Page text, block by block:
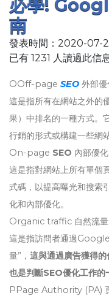
必學!
南
發表時間：2020-07-
已有 1231 人讀過此信
OOff-page SEO 外部優
這是指所有在網站之外的
果）中排名的一種方式。
行銷的形式或構建一些網
On-page SEO 內部優化
這是指對網站上所有單個
式碼，以提高曝光和搜索
化和內部優化。
Organic traffic 自然流量
這是指訪問者通過
量”， 這與通過廣告獲得
也是判斷SEO優化工作的
PPage Authority (PA)